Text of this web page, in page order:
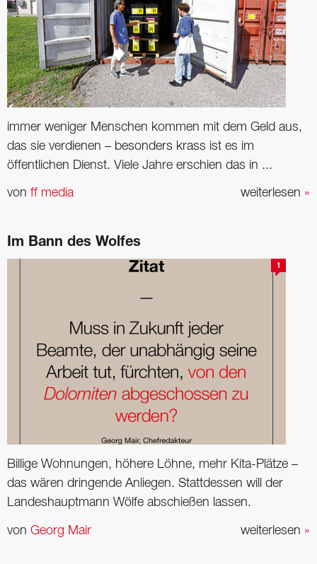
immer weniger Menschen kommen mit dem Geld aus,
das sie verdienen – besonders krass ist es im
öffentlichen Dienst. Viele Jahre erschien das in ...
weiterlesen »
von ff media
Im Bann des Wolfes
1
Billige Wohnungen, höhere Löhne, mehr Kita-Plätze –
das wären dringende Anliegen. Stattdessen will der
Landeshauptmann Wölfe abschießen lassen.
weiterlesen »
von Georg Mair